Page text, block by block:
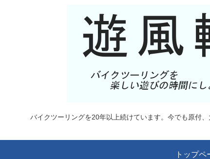
バイクツーリングを20年以上続けています。今でも原付
トップペ